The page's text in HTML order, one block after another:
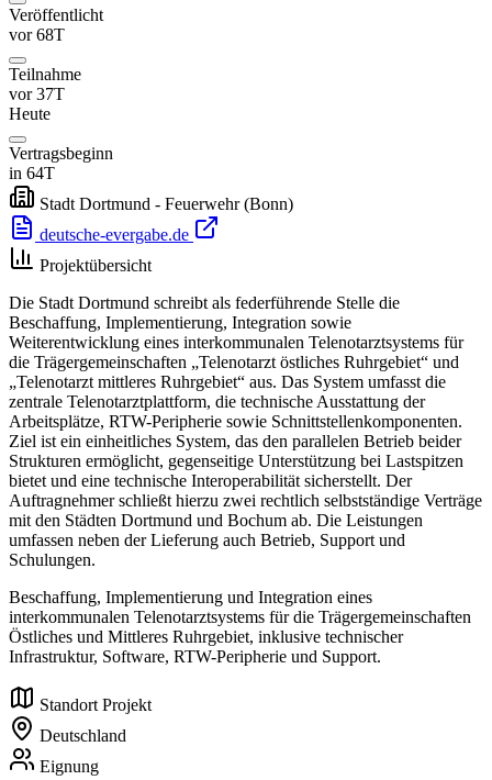
Veröffentlicht
vor 68T
Teilnahme
vor 37T
Heute
Vertragsbeginn
in 64T
Stadt Dortmund - Feuerwehr (Bonn)
deutsche-evergabe.de
Projektübersicht
Die Stadt Dortmund schreibt als federführende Stelle die
Beschaffung, Implementierung, Integration sowie
Weiterentwicklung eines interkommunalen Telenotarztsystems für
die Trägergemeinschaften „Telenotarzt östliches Ruhrgebiet“ und
„Telenotarzt mittleres Ruhrgebiet“ aus. Das System umfasst die
zentrale Telenotarztplattform, die technische Ausstattung der
Arbeitsplätze, RTW-Peripherie sowie Schnittstellenkomponenten.
Ziel ist ein einheitliches System, das den parallelen Betrieb beider
Strukturen ermöglicht, gegenseitige Unterstützung bei Lastspitzen
bietet und eine technische Interoperabilität sicherstellt. Der
Auftragnehmer schließt hierzu zwei rechtlich selbstständige Verträge
mit den Städten Dortmund und Bochum ab. Die Leistungen
umfassen neben der Lieferung auch Betrieb, Support und
Schulungen.
Beschaffung, Implementierung und Integration eines
interkommunalen Telenotarztsystems für die Trägergemeinschaften
Östliches und Mittleres Ruhrgebiet, inklusive technischer
Infrastruktur, Software, RTW-Peripherie und Support.
Standort Projekt
Deutschland
Eignung